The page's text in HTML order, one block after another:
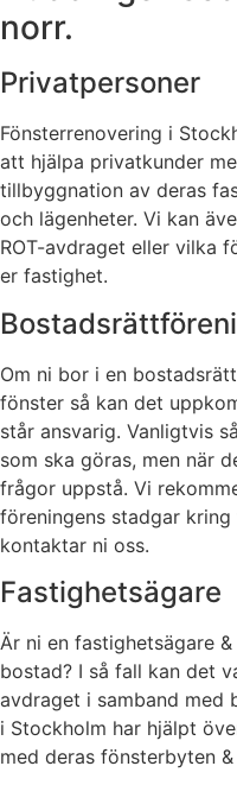
norr.
Privatpersoner
Fönsterrenovering i
att hjälpa privatkunder
tillbyggnation av deras
och lägenheter. Vi kan
ROT-avdraget eller vilka
er fastighet.
Om ni bor i en
fönster så kan det
står ansvarig. Vanligtvis
som ska göras, men när
frågor uppstå. Vi
föreningens stadgar
kontaktar ni oss.
Fastighetsägare
Är ni en fastighetsägare
bostad? I så fall kan det
avdraget i samband med
i Stockholm har hjälpt
med deras fönsterbyten